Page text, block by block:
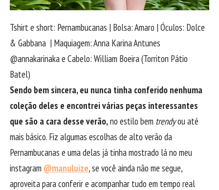
Tshirt e short: Pernambucanas | Bolsa: Amaro | Óculos: Dolce
& Gabbana | Maquiagem: Anna Karina Antunes
@annakarinaka e Cabelo: William Boeira (Torriton Pátio
Batel)
Sendo bem sincera, eu nunca tinha conferido nenhuma
coleção deles e encontrei várias peças interessantes
que são a cara desse verão,no estilo bem trendyou até
mais básico. Fiz algumas escolhas de alto verão da
Pernambucanas e uma delas já tinha mostrado lá no meu
instagram @manuluize, se você ainda não me segue,
aproveita para conferir e acompanhar tudo em tempo real